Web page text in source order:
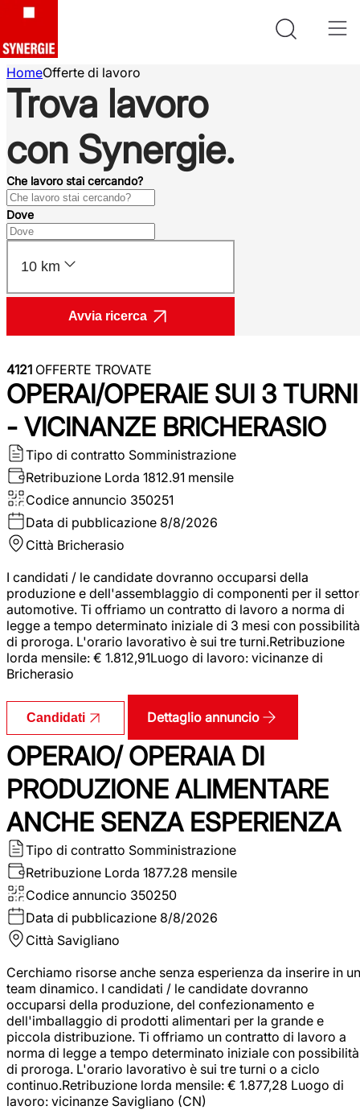
HomeOfferte di lavoro
Trova lavoro
con Synergie.
Che lavoro stai cercando?
Dove
10 km
Avvia ricerca
4121 OFFERTE TROVATE
OPERAI/OPERAIE SUI 3 TURNI
- VICINANZE BRICHERASIO
Tipo di contratto Somministrazione
Retribuzione Lorda 1812.91 mensile
Codice annuncio 350251
Data di pubblicazione 8/8/2026
Città Bricherasio
I candidati / le candidate dovranno occuparsi della
produzione e dell'assemblaggio di componenti per il
automotive. Ti offriamo un contratto di lavoro a norma di
legge a tempo determinato iniziale di 3 mesi con possibilità
di proroga. L'orario lavorativo è sui tre turni.Retribuzione
lorda mensile: € 1.812,91Luogo di lavoro: vicinanze di
Bricherasio
Candidati Dettaglio annuncio
OPERAIO/ OPERAIA DI
PRODUZIONE ALIMENTARE
ANCHE SENZA ESPERIENZA
Tipo di contratto Somministrazione
Retribuzione Lorda 1877.28 mensile
Codice annuncio 350250
Data di pubblicazione 8/8/2026
Città Savigliano
Cerchiamo risorse anche senza esperienza da inserire in un
team dinamico. I candidati / le candidate dovranno
occuparsi della produzione, del confezionamento e
dell'imballaggio di prodotti alimentari per la grande e
piccola distribuzione. Ti offriamo un contratto di lavoro a
norma di legge a tempo determinato iniziale con possibilità
di proroga. L'orario lavorativo è sui tre turni o a ciclo
continuo.Retribuzione lorda mensile: € 1.877,28 Luogo di
lavoro: vicinanze Savigliano (CN)